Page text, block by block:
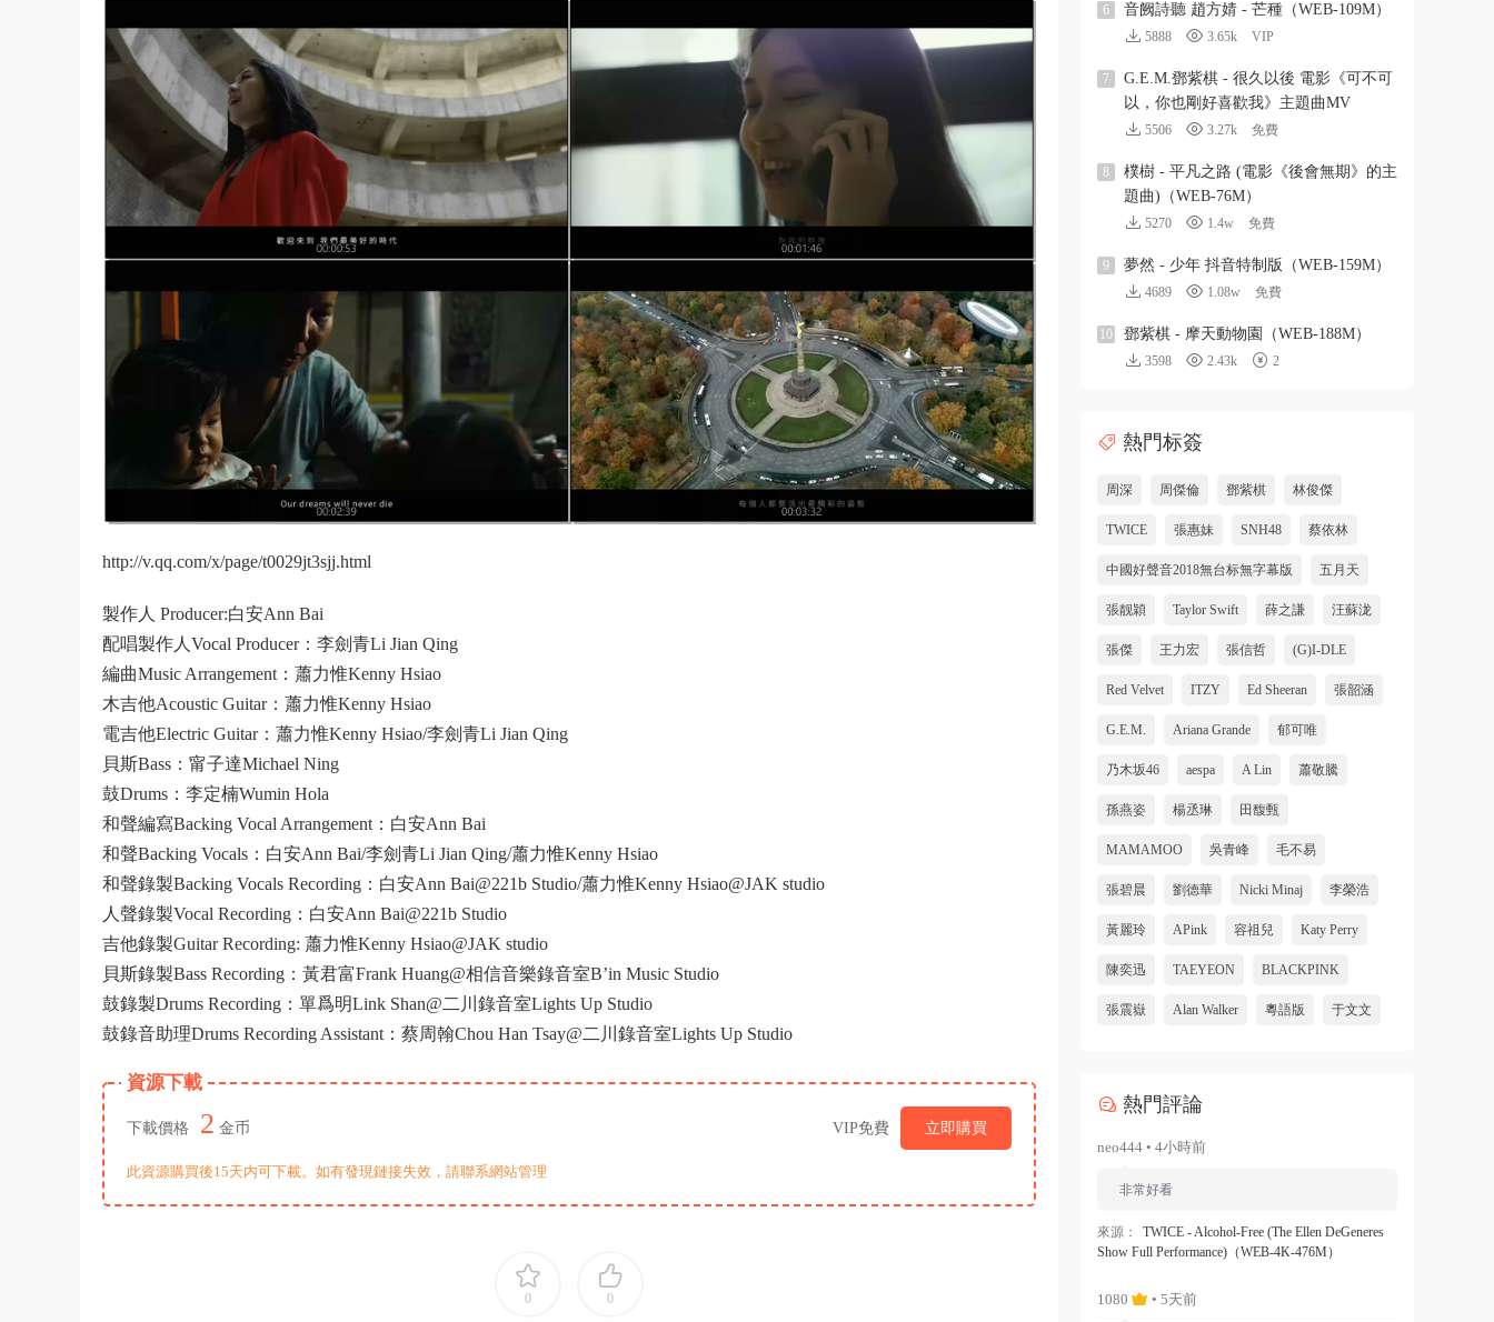
http://v.qq.com/x/page/t0029jt3sjj.html
製作人 Producer:白安Ann Bai
配唱製作人Vocal Producer：李劍青Li Jian Qing
編曲Music Arrangement：蕭力惟Kenny Hsiao
木吉他Acoustic Guitar：蕭力惟Kenny Hsiao
電吉他Electric Guitar：蕭力惟Kenny Hsiao/李劍青Li Jian Qing
貝斯Bass：甯子達Michael Ning
鼓Drums：李定楠Wumin Hola
和聲編寫Backing Vocal Arrangement：白安Ann Bai
和聲Backing Vocals：白安Ann Bai/李劍青Li Jian Qing/蕭力惟Kenny Hsiao
和聲錄製Backing Vocals Recording：白安Ann Bai@221b Studio/蕭力惟Kenny Hsiao@JAK studio
人聲錄製Vocal Recording：白安Ann Bai@221b Studio
吉他錄製Guitar Recording: 蕭力惟Kenny Hsiao@JAK studio
貝斯錄製Bass Recording：黃君富Frank Huang@相信音樂錄音室B’in Music Studio
鼓錄製Drums Recording：單爲明Link Shan@二川錄音室Lights Up Studio
鼓錄音助理Drums Recording Assistant：蔡周翰Chou Han Tsay@二川錄音室Lights Up Studio
資源下載
下載價格 2 金币 VIP免費 立即購買
此資源購買後15天内可下載。如有發現鏈接失效，請聯系網站管理
0 0
6 音阙詩聽 趙方婧 - 芒種（WEB-109M）
5888 3.65k VIP
7
G.E.M.鄧紫棋 - 很久以後 電影《可不可
以，你也剛好喜歡我》主題曲MV
5506 3.27k 免費
8
樸樹 - 平凡之路 (電影《後會無期》的主
題曲)（WEB-76M）
5270 1.4w 免費
9 夢然 - 少年 抖音特制版（WEB-159M）
4689 1.08w 免費
10 鄧紫棋 - 摩天動物園（WEB-188M）
3598 2.43k 2
熱門标簽
周深 周傑倫 鄧紫棋 林俊傑
TWICE 張惠妹 SNH48 蔡依林
中國好聲音2018無台标無字幕版 五月天
張靓穎 Taylor Swift 薛之謙 汪蘇泷
張傑 王力宏 張信哲 (G)I-DLE
Red Velvet ITZY Ed Sheeran 張韶涵
G.E.M. Ariana Grande 郁可唯
乃木坂46 aespa A Lin 蕭敬騰
孫燕姿 楊丞琳 田馥甄
MAMAMOO 吳青峰 毛不易
張碧晨 劉德華 Nicki Minaj 李榮浩
黃麗玲 APink 容祖兒 Katy Perry
陳奕迅 TAEYEON BLACKPINK
張震嶽 Alan Walker 粵語版 于文文
熱門評論
neo444 • 4小時前
非常好看
來源：
TWICE - Alcohol-Free (The Ellen DeGeneres
Show Full Performance)（WEB-4K-476M）
1080 • 5天前